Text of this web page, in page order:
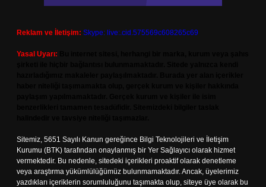
Reklam ve İletişim: Skype: live:.cid.575569c608265c69
Yasal Uyarı:
Sitemiz, 5651 Sayılı Kanun gereğince Bilgi Teknolojileri ve İletişim
Kurumu (BTK) tarafından onaylanmış bir Yer Sağlayıcı olarak hizmet
vermektedir. Bu nedenle, sitedeki içerikleri proaktif olarak denetleme
veya araştırma yükümlülüğümüz bulunmamaktadır. Ancak, üyelerimiz
yazdıkları içeriklerin sorumluluğunu taşımakta olup, siteye üye olarak bu